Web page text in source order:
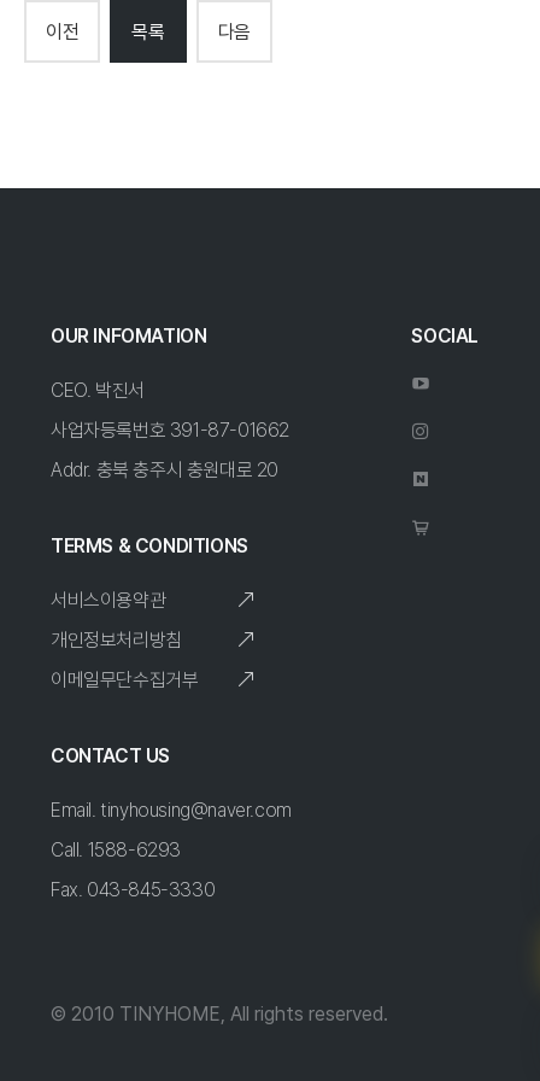
이전 목록 다음
OUR INFOMATION
CEO. 박진서
사업자등록번호 391-87-01662
Addr. 충북 충주시 충원대로 20
TERMS & CONDITIONS
서비스이용약관
개인정보처리방침
이메일무단수집거부
CONTACT US
Email. tinyhousing@naver.com
Call. 1588-6293
Fax. 043-845-3330
SOCIAL
© 2010 TINYHOME, All rights reserved.